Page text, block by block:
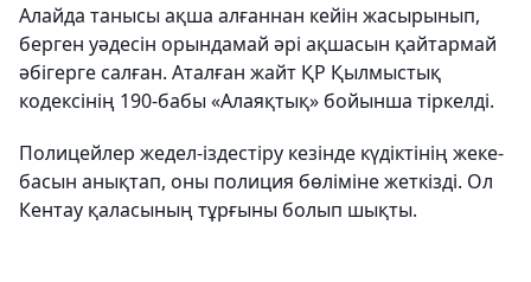
Алайда танысы ақша алғаннан кейін жасырынып,
берген уәдесін орындамай әрі ақшасын қайтармай
әбігерге салған. Аталған жайт ҚР Қылмыстық
кодексінің 190-бабы «Алаяқтық» бойынша тіркелді.
Полицейлер жедел-іздестіру кезінде күдіктінің жеке-
басын анықтап, оны полиция бөліміне жеткізді. Ол
Кентау қаласының тұрғыны болып шықты.